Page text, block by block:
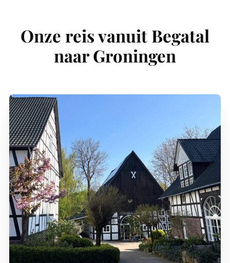
Onze reis vanuit Begatal
naar Groningen